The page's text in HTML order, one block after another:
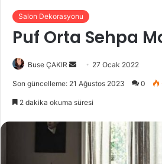
Salon Dekorasyonu
Puf Orta Sehpa
Buse ÇAKIR
e
-
27 Ocak 2022
Son güncelleme: 21 Ağustos 2023 0
2 dakika okuma süresi